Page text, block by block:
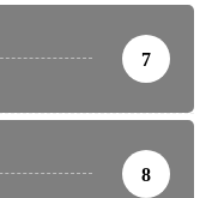
7
8